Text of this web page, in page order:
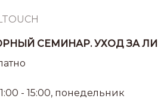
СЕМИНАР. УХОД ЗА
- 15:00, понедельник